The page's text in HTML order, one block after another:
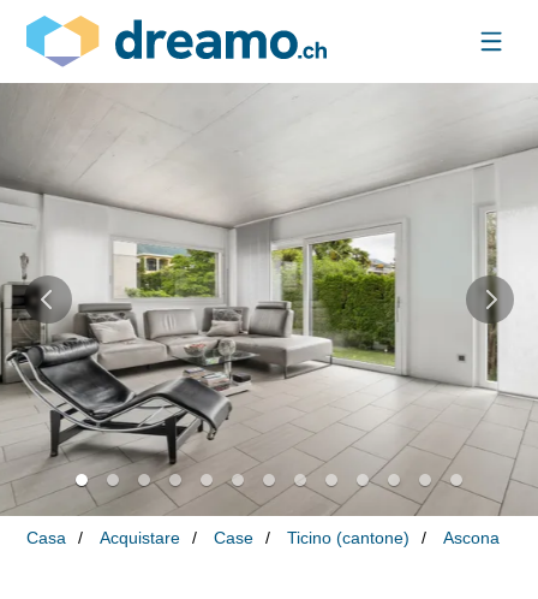
Casa Acquistare Case Ticino (cantone) Ascona